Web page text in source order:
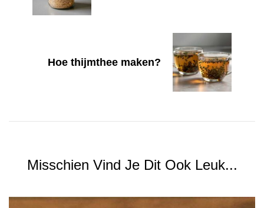
Hoe thijmthee maken?
Misschien Vind Je Dit Ook Leuk...